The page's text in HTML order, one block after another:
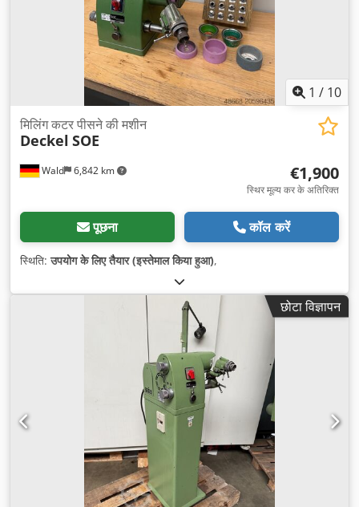
1 / 10
Wald 6,842 km
मिलिंग कटर पीसने की मशीन
Deckel SOE
€1,900
स्थिर मूल्य कर के अतिरिक्त
पूछना कॉल करें
स्थिति:उपयोग के लिए तैयार (इस्तेमाल किया हुआ),
छोटा विज्ञापन